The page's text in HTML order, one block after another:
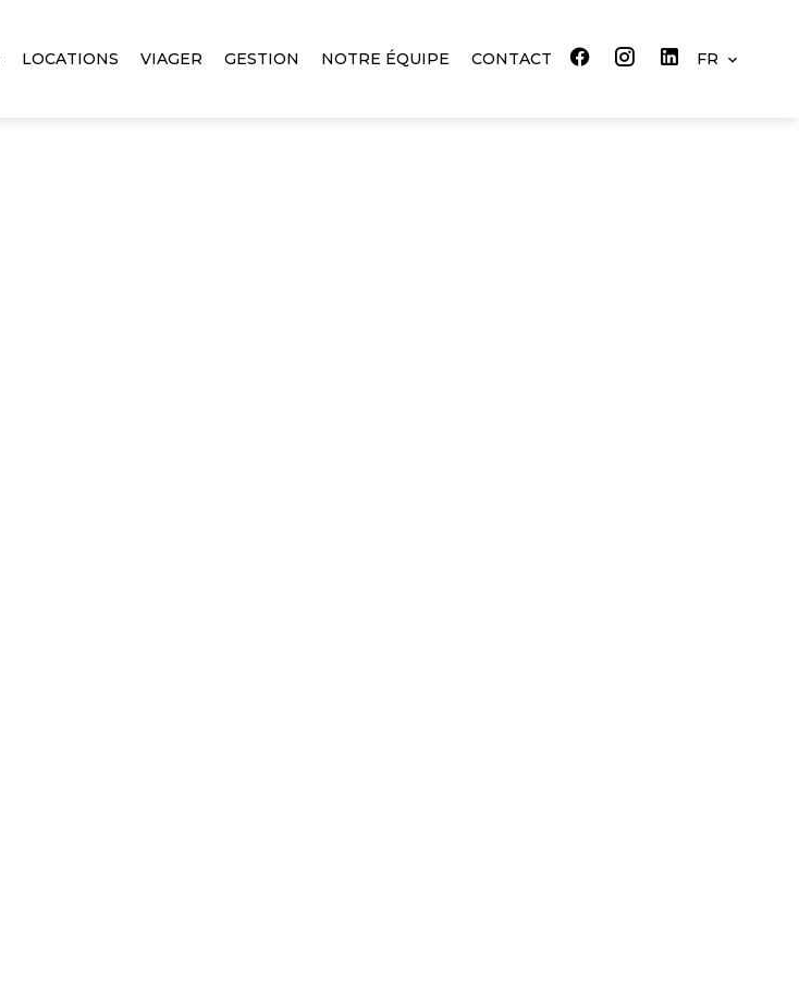
LOCATIONS VIAGER GESTION NOTRE ÉQUIPE CONTACT FR